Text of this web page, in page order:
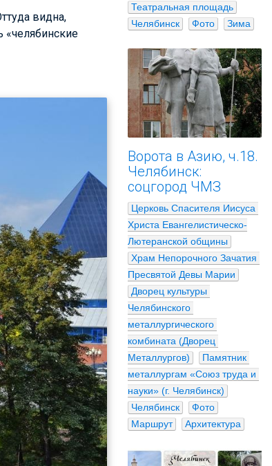
видна,
Театральная площадь
Челябинск
Фото Зима
Ворота в Азию, ч.18.
Челябинск:
соцгород ЧМЗ
Церковь Спасителя Иисуса
Христа Евангелистическо-
Лютеранской общины
Храм Непорочного Зачатия
Пресвятой Девы Марии
Дворец культуры
Челябинского
металлургического
комбината (Дворец
Металлургов)
Памятник
металлургам «Союз труда и
науки» (г. Челябинск)
Челябинск
Фото
Маршрут
Архитектура